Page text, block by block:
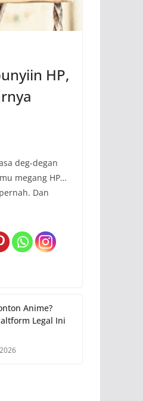
HP,
deg-degan
megang HP…
Dan
Anime?
Legal Ini